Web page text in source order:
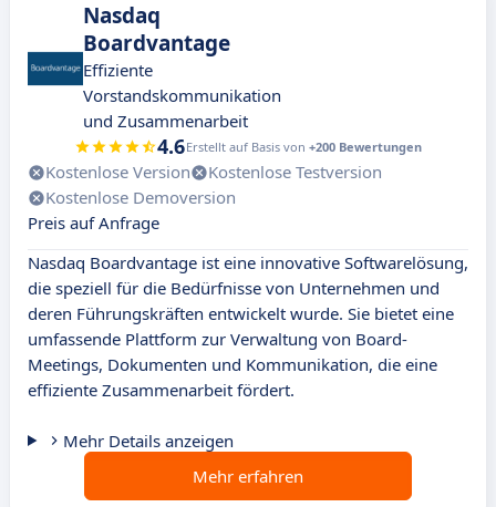
Nasdaq
Boardvantage
Effiziente
Vorstandskommunikation
und Zusammenarbeit
4.6Erstellt auf Basis von +200 Bewertungen
Kostenlose Version
Kostenlose Testversion
Kostenlose Demoversion
Preis auf Anfrage
Nasdaq Boardvantage ist eine innovative Softwarelösung,
die speziell für die Bedürfnisse von Unternehmen und
deren Führungskräften entwickelt wurde. Sie bietet eine
umfassende Plattform zur Verwaltung von Board-
Meetings, Dokumenten und Kommunikation, die eine
effiziente Zusammenarbeit fördert.
Mehr Details anzeigen
Mehr erfahren